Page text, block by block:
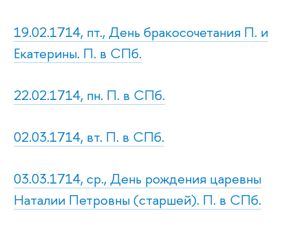
19.02.1714, пт., День бракосочетания П. и
Екатерины. П. в СПб.
22.02.1714, пн. П. в СПб.
02.03.1714, вт. П. в СПб.
03.03.1714, ср., День рождения царевны
Наталии Петровны (старшей). П. в СПб.